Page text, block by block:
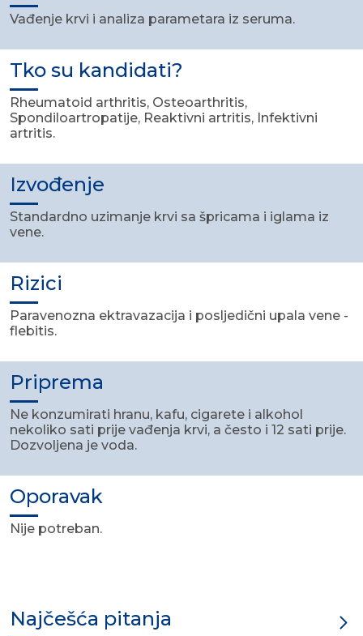
Vađenje krvi i analiza parametara iz seruma.
Tko su kandidati?
Rheumatoid arthritis, Osteoarthritis,
Spondiloartropatije, Reaktivni artritis, Infektivni
artritis.
Izvođenje
Standardno uzimanje krvi sa špricama i iglama iz
vene.
Rizici
Paravenozna ektravazacija i posljedični upala vene -
flebitis.
Priprema
Ne konzumirati hranu, kafu, cigarete i alkohol
nekoliko sati prije vađenja krvi, a često i 12 sati prije.
Dozvoljena je voda.
Oporavak
Nije potreban.
Najčešća pitanja